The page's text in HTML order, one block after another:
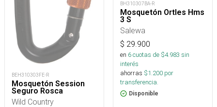
BEH310303FE-R
Mosquetón Session
Seguro Rosca
Wild Country
BH310307BA-R
Mosquetón Ortles Hms
3 S
Salewa
$ 29.900
en 6cuotas de $4.983 sin
interés
ahorras $1.200 por
transferencia.
Disponible